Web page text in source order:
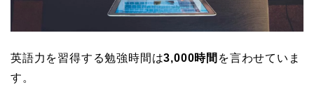
英語力を習得する勉強時間は3,000時間 を言わせていま
す。